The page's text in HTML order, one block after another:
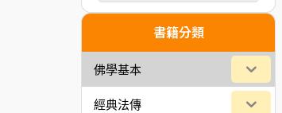
書籍分類
佛學基本
經典法傳